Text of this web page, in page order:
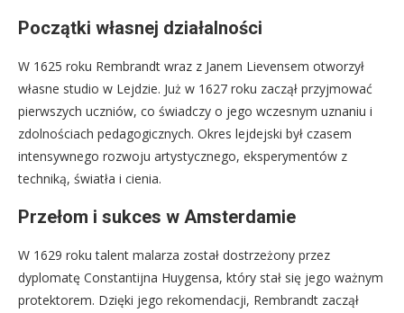
Początki własnej działalności
W 1625 roku Rembrandt wraz z Janem Lievensem otworzył
własne studio w Lejdzie. Już w 1627 roku zaczął przyjmować
pierwszych uczniów, co świadczy o jego wczesnym uznaniu i
zdolnościach pedagogicznych. Okres lejdejski był czasem
intensywnego rozwoju artystycznego, eksperymentów z
techniką, światła i cienia.
Przełom i sukces w Amsterdamie
W 1629 roku talent malarza został dostrzeżony przez
dyplomatę Constantijna Huygensa, który stał się jego ważnym
protektorem. Dzięki jego rekomendacji, Rembrandt zaczął